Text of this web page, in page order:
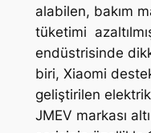
alabilen, bakım
tüketimi
endüstrisinde
biri, Xiaomi
geliştirilen
JMEV markası